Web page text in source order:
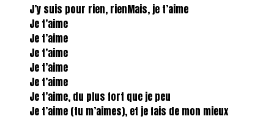
J’y suis pour rien, rienMais, je t’aime
Je t’aime
Je t’aime
Je t’aime
Je t’aime
Je t’aime
Je t’aime, du plus fort que je peu
Je t’aime (tu m’aimes), et je fais de mon mieux